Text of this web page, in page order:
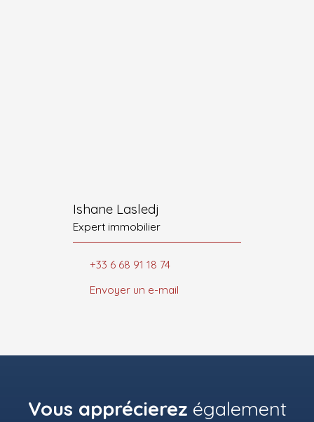
Ishane Lasledj
Expert immobilier
+33 6 68 91 18 74
Envoyer un e-mail
Vous apprécierez également